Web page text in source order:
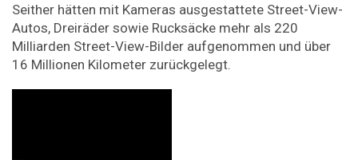
Seither hätten mit Kameras ausgestattete Street-View-
Autos, Dreiräder sowie Rucksäcke mehr als 220
Milliarden Street-View-Bilder aufgenommen und über
16 Millionen Kilometer zurückgelegt.